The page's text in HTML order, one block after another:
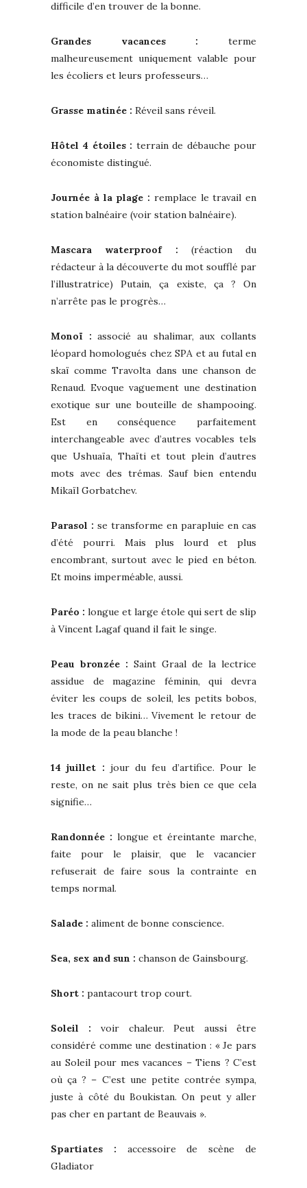
difficile d’en trouver de la bonne.
Grandes vacances : terme
malheureusement uniquement valable pour
les écoliers et leurs professeurs…
Grasse matinée : Réveil sans réveil.
Hôtel 4 étoiles : terrain de débauche pour
économiste distingué.
Journée à la plage : remplace le travail en
station balnéaire (voir station balnéaire).
Mascara waterproof : (réaction du
rédacteur à la découverte du mot soufflé par
l’illustratrice) Putain, ça existe, ça ? On
n’arrête pas le progrès…
Monoï : associé au shalimar, aux collants
léopard homologués chez SPA et au futal en
skaï comme Travolta dans une chanson de
Renaud. Evoque vaguement une destination
exotique sur une bouteille de shampooing.
Est en conséquence parfaitement
interchangeable avec d’autres vocables tels
que Ushuaïa, Thaïti et tout plein d’autres
mots avec des trémas. Sauf bien entendu
Mikaïl Gorbatchev.
Parasol : se transforme en parapluie en cas
d’été pourri. Mais plus lourd et plus
encombrant, surtout avec le pied en béton.
Et moins imperméable, aussi.
Paréo : longue et large étole qui sert de slip
à Vincent Lagaf quand il fait le singe.
Peau bronzée : Saint Graal de la lectrice
assidue de magazine féminin, qui devra
éviter les coups de soleil, les petits bobos,
les traces de bikini… Vivement le retour de
la mode de la peau blanche !
14 juillet : jour du feu d’artifice. Pour le
reste, on ne sait plus très bien ce que cela
signifie…
Randonnée : longue et éreintante marche,
faite pour le plaisir, que le vacancier
refuserait de faire sous la contrainte en
temps normal.
Salade : aliment de bonne conscience.
Sea, sex and sun : chanson de Gainsbourg.
Short : pantacourt trop court.
Soleil : voir chaleur. Peut aussi être
considéré comme une destination : « Je pars
au Soleil pour mes vacances – Tiens ? C’est
où ça ? – C’est une petite contrée sympa,
juste à côté du Boukistan. On peut y aller
pas cher en partant de Beauvais ».
Spartiates : accessoire de scène de
Gladiator